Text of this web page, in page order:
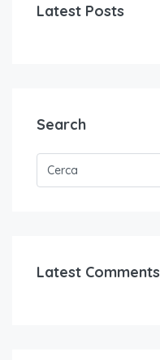
Latest Posts
Search
Latest Comments